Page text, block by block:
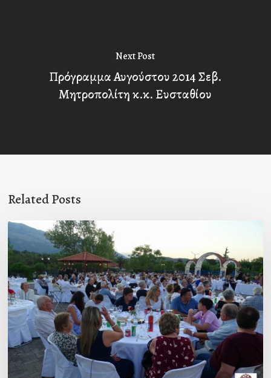
Next Post
Πρόγραμμα Αυγούστου 2014 Σεβ.
Μητροπολίτη κ.κ. Ευσταθίου
Related Posts
Πρόσκληση
προς
τους
Ομογενείς
μας